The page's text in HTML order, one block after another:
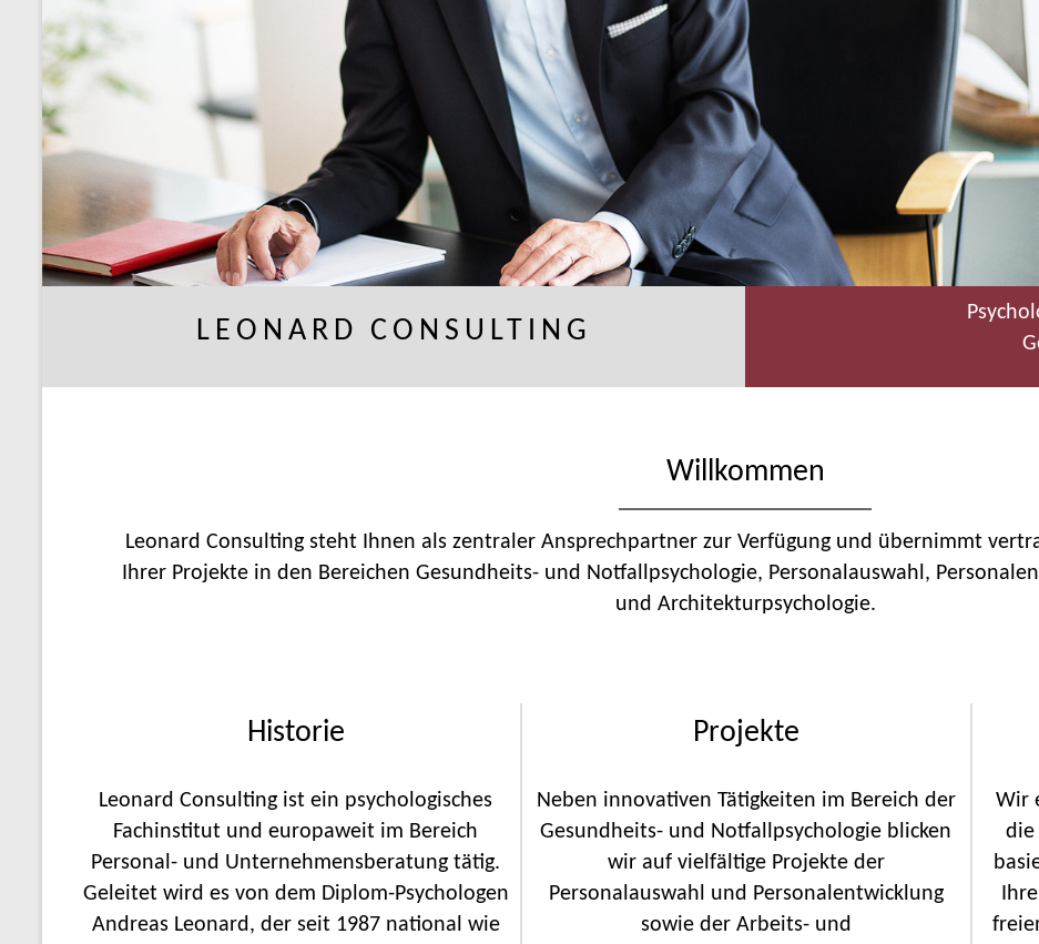
LEONARD CONSULTING
Willkommen
Leonard Consulting steht Ihnen als zentraler Ansprechpartner zur Verfügung und übernimmt
Ihrer Projekte in den Bereichen Gesundheits- und Notfallpsychologie, Personalauswahl,
und Architekturpsychologie.
Historie
Leonard Consulting ist ein psychologisches
Fachinstitut und europaweit im Bereich
Personal- und Unternehmensberatung tätig.
Geleitet wird es von dem Diplom-Psychologen
Andreas Leonard, der seit 1987 national wie
Projekte
Neben innovativen Tätigkeiten im Bereich der
Gesundheits- und Notfallpsychologie blicken
wir auf vielfältige Projekte der
Personalauswahl und Personalentwicklung
sowie der Arbeits- und
Wir
die